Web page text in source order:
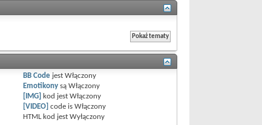
BB Code jestWłączony
Emotikony sąWłączony
[IMG] kod jestWłączony
[VIDEO] code isWłączony
HTML kod jestWyłączony